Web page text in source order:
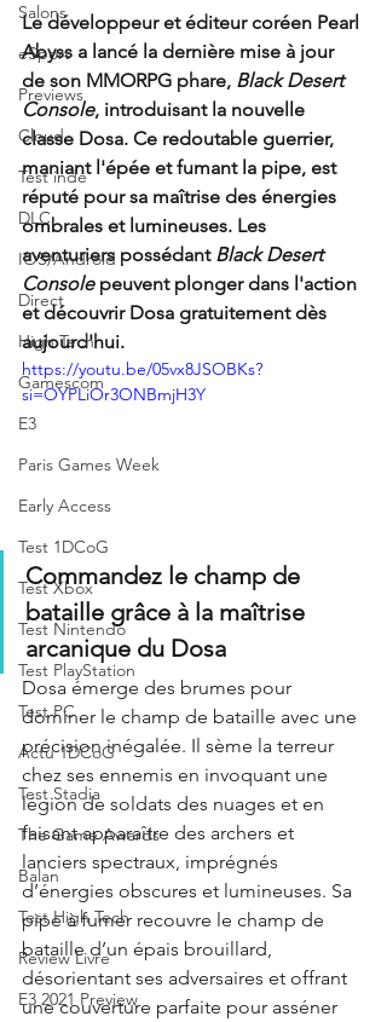
Salons
eSport
Previews
Cloud
Test indé
DLC
IOS/Android
Direct
High Tech
Gamescom
E3
Paris Games Week
Early Access
Test 1DCoG
Test Xbox
Test Nintendo
Test PlayStation
Test PC
Actu 1DCoG
Test Stadia
The Game Awards
Balan
Test High Tech
Review Livre
E3 2021 Preview
Le développeur et éditeur coréen Pearl
Abyss a lancé la dernière mise à jour
de son MMORPG phare, Black Desert
Console, introduisant la nouvelle
classe Dosa. Ce redoutable guerrier,
maniant l'épée et fumant la pipe, est
réputé pour sa maîtrise des énergies
ombrales et lumineuses. Les
aventuriers possédant Black Desert
Console peuvent plonger dans l'action
et découvrir Dosa gratuitement dès
aujourd'hui.
https://youtu.be/05vx8JSOBKs?
si=OYPLiOr3ONBmjH3Y
Commandez le champ de
bataille grâce à la maîtrise
arcanique du Dosa
Dosa émerge des brumes pour
dominer le champ de bataille avec une
précision inégalée. Il sème la terreur
chez ses ennemis en invoquant une
légion de soldats des nuages et en
faisant apparaître des archers et
lanciers spectraux, imprégnés
d’énergies obscures et lumineuses. Sa
pipe à fumer recouvre le champ de
bataille d’un épais brouillard,
désorientant ses adversaires et offrant
une couverture parfaite pour asséner